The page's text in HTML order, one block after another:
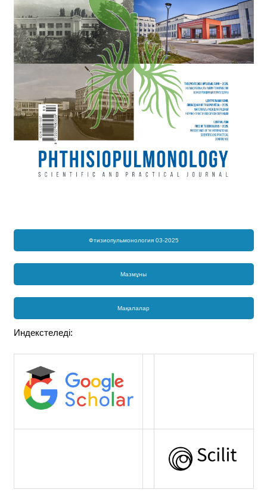
Фтизиопульмонология 03-2025
Мазмұны
Мақалалар
Индекстеледі: